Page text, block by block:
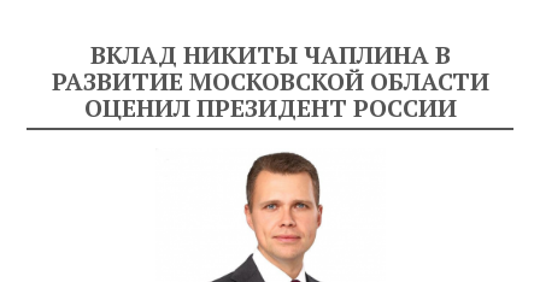
ВКЛАД НИКИТЫ ЧАПЛИНА В
РАЗВИТИЕ МОСКОВСКОЙ ОБЛАСТИ
ОЦЕНИЛ ПРЕЗИДЕНТ РОССИИ